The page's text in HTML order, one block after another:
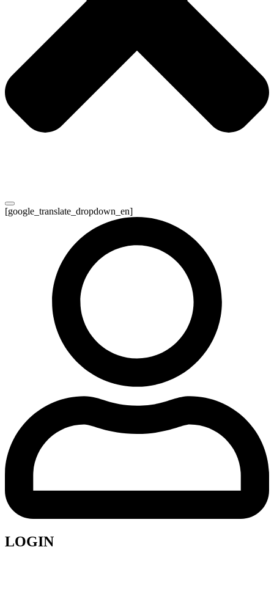
[google_translate_dropdown_en]
LOGIN